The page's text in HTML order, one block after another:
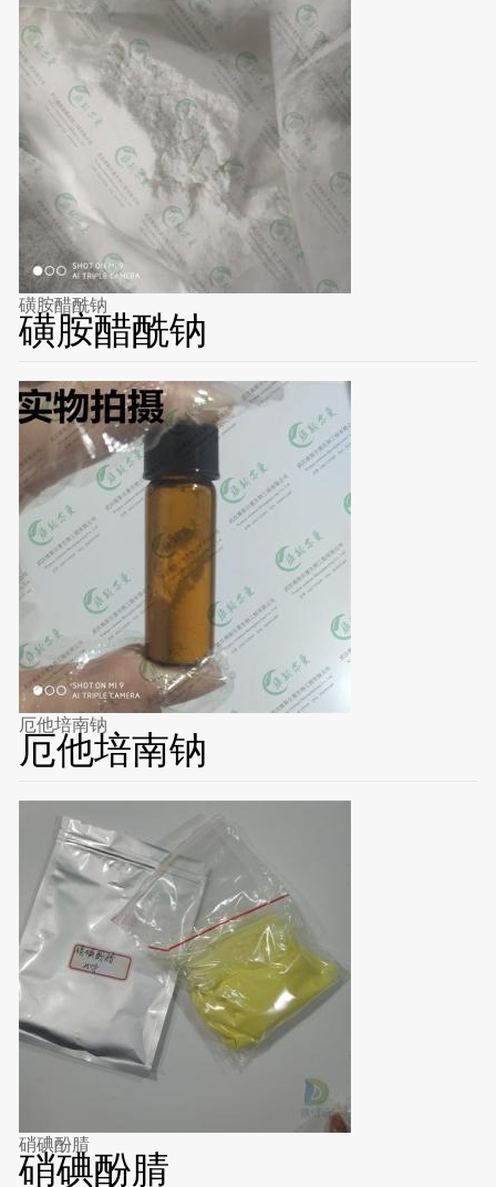
磺胺醋酰钠
磺胺醋酰钠
厄他培南钠
厄他培南钠
硝碘酚腈
硝碘酚腈